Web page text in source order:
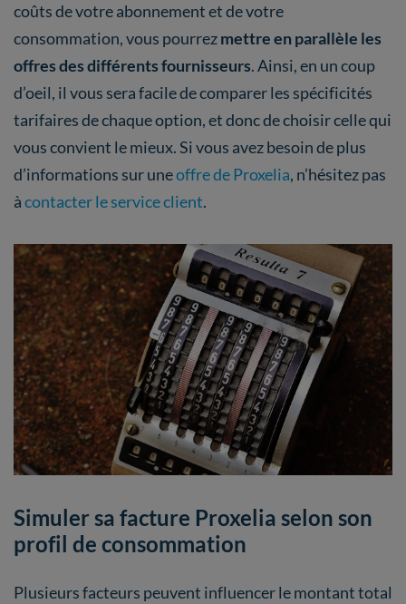
coûts de votre abonnement et de votre
consommation, vous pourrezmettre en parallèle les
offres des différents fournisseurs. Ainsi, en un coup
d’oeil, il vous sera facile de comparer les spécificités
tarifaires de chaque option, et donc de choisir celle qui
vous convient le mieux. Si vous avez besoin de plus
d’informations sur uneoffre de Proxelia, n’hésitez pas
àcontacter le service client.
Simuler sa facture Proxelia selon son
profil de consommation
Plusieurs facteurs peuvent influencer le montant total